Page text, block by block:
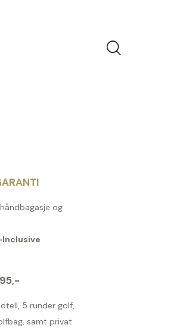
og
5 runder golf,
samt privat